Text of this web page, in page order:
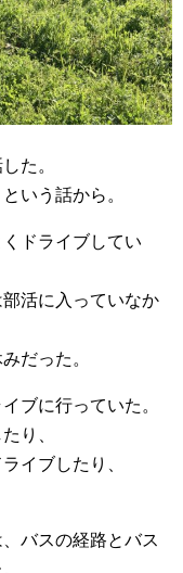
た。
いう話から。
ドライブしてい
活に入っていなか
だった。
ブに行っていた。
り、
イブしたり、
バスの経路とバス